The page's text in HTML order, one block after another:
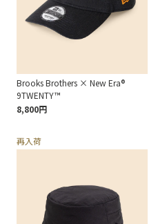
Brooks Brothers × New Era®
9TWENTY™
8,800円
再入荷